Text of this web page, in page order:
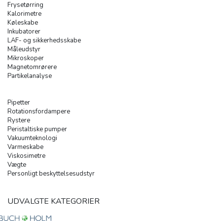
Frysetørring
Kalorimetre
Køleskabe
Inkubatorer
LAF- og sikkerhedsskabe
Måleudstyr
Mikroskoper
Magnetomrørere
Partikelanalyse
Pipetter
Rotationsfordampere
Rystere
Peristaltiske pumper
Vakuumteknologi
Varmeskabe
Viskosimetre
Vægte
Personligt beskyttelsesudstyr
UDVALGTE KATEGORIER